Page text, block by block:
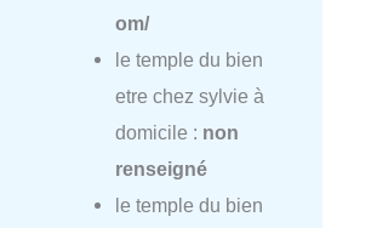
om/
le temple du bien
etre chez sylvie à
domicile : non
renseigné
le temple du bien